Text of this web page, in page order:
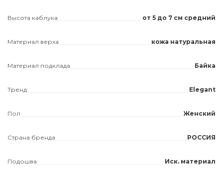
Высота каблука от 5 до 7 см средний
Материал верха кожа натуральная
Материал подклада Байка
Тренд Elegant
Пол Женский
Страна бренда РОССИЯ
Подошва Иск. материал